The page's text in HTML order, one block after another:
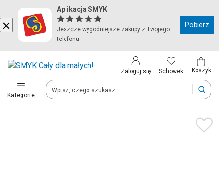
Aplikacja SMYK
Jeszcze wygodniejsze zakupy z Twojego
telefonu
Pobierz
Zaloguj się Schowek Koszyk
Kategorie
Kraj i język
Polska (Poland)
Twoje zamówienia dostarczymy na teren wybranego kraju.